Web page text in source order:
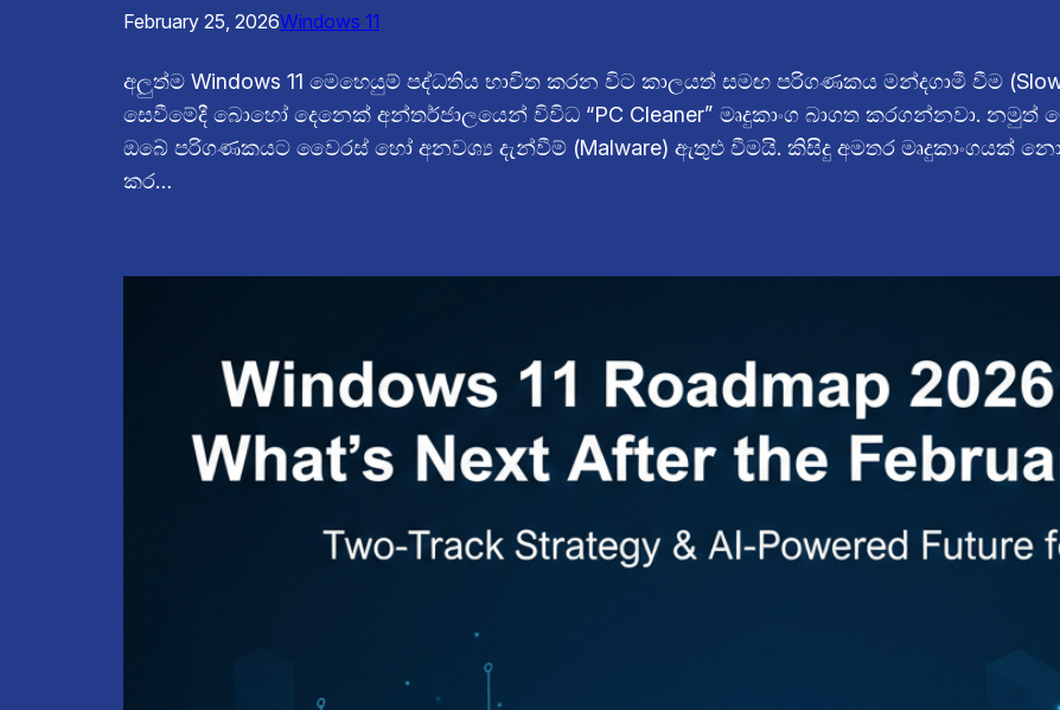
February 25, 2026Windows 11
අලුත්ම Windows 11 මෙහෙයුම් පද්ධතිය භාවිත කරන විට කාලයත් සමඟ පරිගණකය මන්දගාමී වීම
සෙවීමේදී බොහෝ දෙනෙක් අන්තර්ජාලයෙන් විවිධ “PC Cleaner” මෘදුකාංග බාගත කරගන්නවා. නමුත්
ඔබේ පරිගණකයට වෛරස් හෝ අනවශ්‍ය දැන්වීම් (Malware) ඇතුළු වීමයි. කිසිදු අමතර මෘදුකාංගයක්
කර…